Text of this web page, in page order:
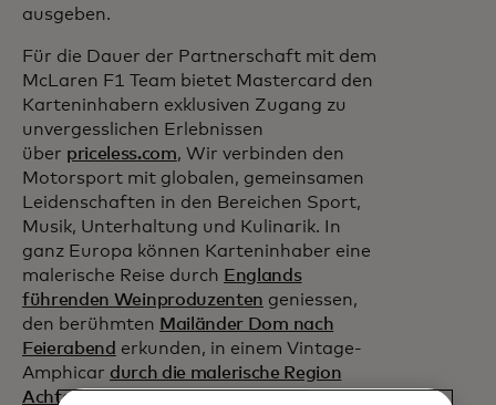
ausgeben.
Für die Dauer der Partnerschaft mit dem
McLaren F1 Team bietet Mastercard den
Karteninhabern exklusiven Zugang zu
unvergesslichen Erlebnissen
über priceless.com, Wir verbinden den
Motorsport mit globalen, gemeinsamen
Leidenschaften in den Bereichen Sport,
Musik, Unterhaltung und Kulinarik. In
ganz Europa können Karteninhaber eine
malerische Reise durch Englands
führenden Weinproduzenten geniessen,
den berühmten Mailänder Dom nach
Feierabend erkunden, in einem Vintage-
Amphicar durch die malerische Region
Achterhoek fahren